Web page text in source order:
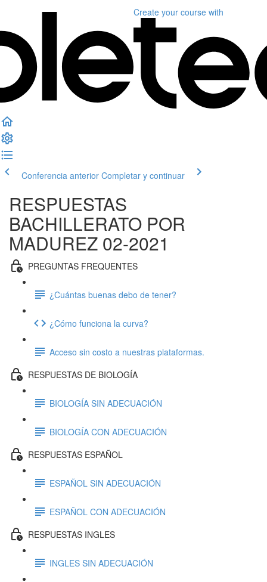
Create your course with
Conferencia anterior Completar y continuar
RESPUESTAS
BACHILLERATO POR
MADUREZ 02-2021
PREGUNTAS FREQUENTES
¿Cuántas buenas debo de tener?
¿Cómo funciona la curva?
Acceso sin costo a nuestras plataformas.
RESPUESTAS DE BIOLOGÍA
BIOLOGÍA SIN ADECUACIÓN
BIOLOGÍA CON ADECUACIÓN
RESPUESTAS ESPAÑOL
ESPAÑOL SIN ADECUACIÓN
ESPAÑOL CON ADECUACIÓN
RESPUESTAS INGLES
INGLES SIN ADECUACIÓN